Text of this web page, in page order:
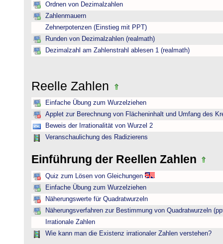
Ordnen von Dezimalzahlen
Zahlenmauern
Zehnerpotenzen (Einstieg mit PPT)
Runden von Dezimalzahlen (realmath)
Dezimalzahl am Zahlenstrahl ablesen 1 (realmath)
Reelle Zahlen
Einfache Übung zum Wurzelziehen
Applet zur Berechnung von Flächeninhalt und Umfang des
Beweis der Irrationalität von Wurzel 2
Veranschaulichung des Radizierens
Einführung der Reellen Zahlen
Quiz zum Lösen von Gleichungen
Einfache Übung zum Wurzelziehen
Näherungswerte für Quadratwurzeln
Näherungsverfahren zur Bestimmung von Quadratwurzeln
Irrationale Zahlen
Wie kann man die Existenz irrationaler Zahlen verstehen?